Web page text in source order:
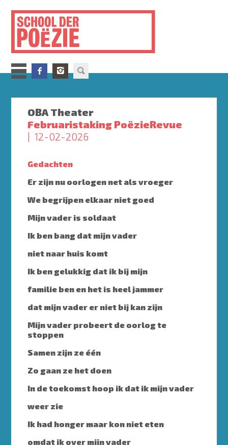
inhoud
gaan
OBA Theater
Februaristaking PoëzieRevue
12-02-2026
Gedachten
Er zijn nu oorlogen net als vroeger
We begrijpen elkaar niet goed
Mijn vader is soldaat
Ik ben bang dat mijn vader
niet naar huis komt
Ik ben gelukkig dat ik bij mijn
familie ben en het is heel jammer
dat mijn vader er niet bij kan zijn
Mijn vader probeert de oorlog te
stoppen
Samen zijn ze één
Zo gaan ze het doen
In de toekomst hoop ik dat ik mijn vader
weer zie
Ik had honger maar kon niet eten
omdat ik over mijn vader